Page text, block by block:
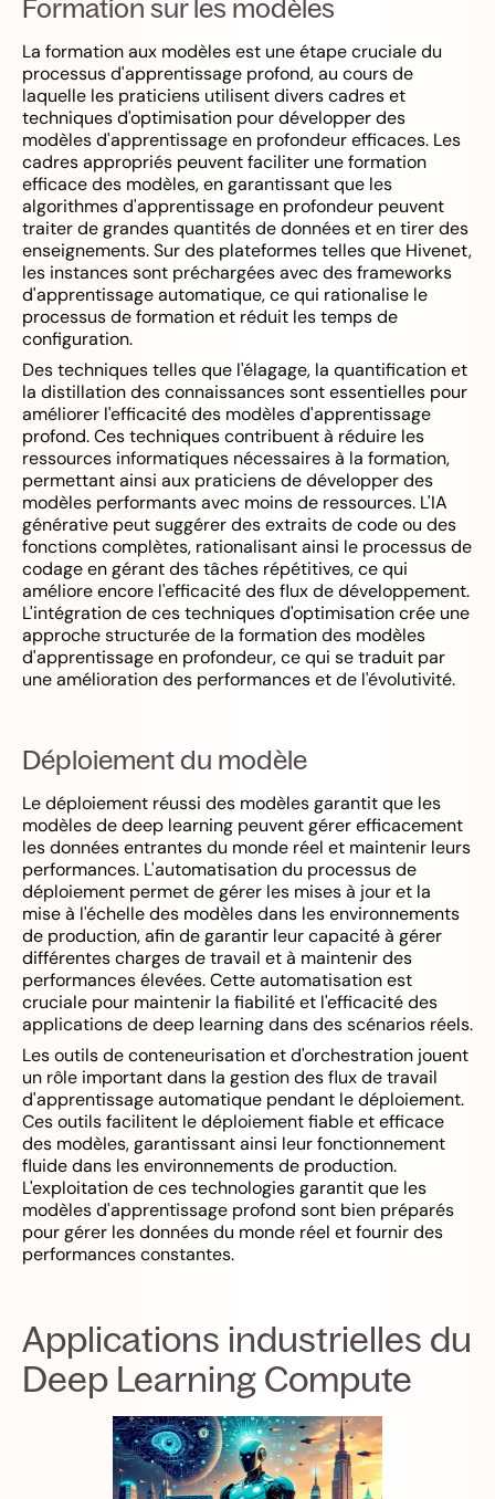
Formation sur les modèles
La formation aux modèles est une étape cruciale du
processus d'apprentissage profond, au cours de
laquelle les praticiens utilisent divers cadres et
techniques d'optimisation pour développer des
modèles d'apprentissage en profondeur efficaces. Les
cadres appropriés peuvent faciliter une formation
efficace des modèles, en garantissant que les
algorithmes d'apprentissage en profondeur peuvent
traiter de grandes quantités de données et en tirer des
enseignements. Sur des plateformes telles que Hivenet,
les instances sont préchargées avec des frameworks
d'apprentissage automatique, ce qui rationalise le
processus de formation et réduit les temps de
configuration.
Des techniques telles que l'élagage, la quantification et
la distillation des connaissances sont essentielles pour
améliorer l'efficacité des modèles d'apprentissage
profond. Ces techniques contribuent à réduire les
ressources informatiques nécessaires à la formation,
permettant ainsi aux praticiens de développer des
modèles performants avec moins de ressources. L'IA
générative peut suggérer des extraits de code ou des
fonctions complètes, rationalisant ainsi le processus de
codage en gérant des tâches répétitives, ce qui
améliore encore l'efficacité des flux de développement.
L'intégration de ces techniques d'optimisation crée une
approche structurée de la formation des modèles
d'apprentissage en profondeur, ce qui se traduit par
une amélioration des performances et de l'évolutivité.
Déploiement du modèle
Le déploiement réussi des modèles garantit que les
modèles de deep learning peuvent gérer efficacement
les données entrantes du monde réel et maintenir leurs
performances. L'automatisation du processus de
déploiement permet de gérer les mises à jour et la
mise à l'échelle des modèles dans les environnements
de production, afin de garantir leur capacité à gérer
différentes charges de travail et à maintenir des
performances élevées. Cette automatisation est
cruciale pour maintenir la fiabilité et l'efficacité des
applications de deep learning dans des scénarios réels.
Les outils de conteneurisation et d'orchestration jouent
un rôle important dans la gestion des flux de travail
d'apprentissage automatique pendant le déploiement.
Ces outils facilitent le déploiement fiable et efficace
des modèles, garantissant ainsi leur fonctionnement
fluide dans les environnements de production.
L'exploitation de ces technologies garantit que les
modèles d'apprentissage profond sont bien préparés
pour gérer les données du monde réel et fournir des
performances constantes.
Applications industrielles du
Deep Learning Compute